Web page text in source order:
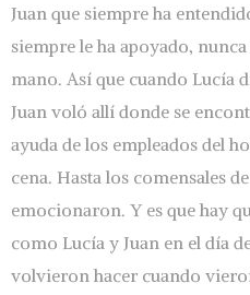
Juan que siempre ha
siempre le ha apoyado,
mano. Así que cuando Lucía
Juan voló allí donde se
ayuda de los empleados del
cena. Hasta los comensales
emocionaron. Y es que hay
como Lucía y Juan en el día
volvieron hacer cuando